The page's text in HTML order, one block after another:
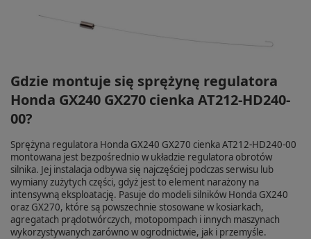
Gdzie montuje się sprężynę regulatora
Honda GX240 GX270 cienka AT212-HD240-
00?
Sprężyna regulatora Honda GX240 GX270 cienka AT212-HD240-00
montowana jest bezpośrednio w układzie regulatora obrotów
silnika. Jej instalacja odbywa się najczęściej podczas serwisu lub
wymiany zużytych części, gdyż jest to element narażony na
intensywną eksploatację. Pasuje do modeli silników Honda GX240
oraz GX270, które są powszechnie stosowane w kosiarkach,
agregatach prądotwórczych, motopompach i innych maszynach
wykorzystywanych zarówno w ogrodnictwie, jak i przemyśle.